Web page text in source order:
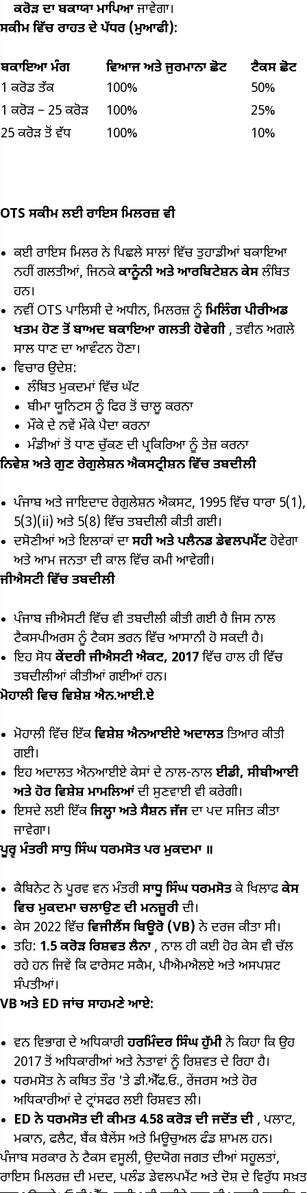
ਕਰੋੜ ਦਾ ਬਕਾਯਾ ਮਾਪਿਆ ਜਾਵੇਗਾ।
ਸਕੀਮ ਵਿੱਚ ਰਾਹਤ ਦੇ ਪੱਧਰ (ਮੁਆਫੀ):
ਬਕਾਇਆ ਮੰਗ ਵਿਆਜ ਅਤੇ ਜੁਰਮਾਨਾ ਛੋਟ
ਟੈਕਸ ਛੋਟ
₹1 ਕਰੋਡ ਤੱਕ
100%
50%
₹1 ਕਰੋੜ – ₹25 ਕਰੋੜ
100%
25%
₹25 ਕਰੋੜ ਤੋਂ ਵੱਧ
100% 10%
OTS ਸਕੀਮ ਲਈ ਰਾਇਸ ਮਿਲਰਜ਼ ਵੀ
ਕਈ ਰਾਇਸ ਮਿਲਰ ਨੇ ਪਿਛਲੇ ਸਾਲਾਂ ਵਿੱਚ ਤੁਹਾਡੀਆਂ ਬਕਾਇਆ
ਨਹੀਂ ਗਲਤੀਆਂ, ਜਿਨਕੇ ਕਾਨੂੰਨੀ ਅਤੇ ਆਰਬਿਟੇਸ਼ਨ ਕੇਸ ਲੰਬਿਤ
ਹਨ।
ਨਵੀਂ OTS ਪਾਲਿਸੀ ਦੇ ਅਧੀਨ, ਮਿਲਰਜ਼ ਨੂੰ ਮਿਲਿੰਗ ਪੀਰੀਅਡ
ਖਤਮ ਹੋਣ ਤੋਂ ਬਾਅਦ ਬਕਾਇਆ ਗਲਤੀ ਹੋਵੇਗੀ , ਤਵੀਨ ਅਗਲੇ
ਸਾਲ ਧਾਣ ਦਾ ਆਵੰਟਨ ਹੋਣਾ।
ਵਿਚਾਰ ਉਦੇਸ਼:
ਲੰਬਿਤ ਮੁਕਦਮਾਂ ਵਿੱਚ ਘੱਟ
ਬੀਮਾ ਯੂਨਿਟਸ ਨੂੰ ਫਿਰ ਤੋਂ ਚਾਲੂ ਕਰਨਾ
ਮੌਕੇ ਦੇ ਨਵੇਂ ਮੌਕੇ ਪੈਦਾ ਕਰਨਾ
ਮੰਡੀਆਂ ਤੋਂ ਧਾਣ ਚੁੱਕਣ ਦੀ ਪ੍ਰਕਿਰਿਆ ਨੂੰ ਤੇਜ਼ ਕਰਨਾ
ਨਿਵੇਸ਼ ਅਤੇ ਗੁਣ ਰੇਗੁਲੇਸ਼ਨ ਐਕਸਟ੍ਰੀਸ਼ਨ ਵਿੱਚ ਤਬਦੀਲੀ
ਪੰਜਾਬ ਅਤੇ ਜਾਇਦਾਦ ਰੇਗੁਲੇਸ਼ਨ ਐਕਸਟ, 1995 ਵਿੱਚ ਧਾਰਾ 5(1),
5(3)(ii) ਅਤੇ 5(8) ਵਿੱਚ ਤਬਦੀਲੀ ਕੀਤੀ ਗਈ।
ਦਸੋਣੀਆਂ ਅਤੇ ਇਲਾਕਾਂ ਦਾ ਸਹੀ ਅਤੇ ਪਲੈਨਡ ਡੇਵਲਪਮੈਂਟ ਹੋਵੇਗਾ
ਅਤੇ ਆਮ ਜਨਤਾ ਦੀ ਕਾਲ ਵਿੱਚ ਕਮੀ ਆਵੇਗੀ।
ਜੀਐਸਟੀ ਵਿੱਚ ਤਬਦੀਲੀ
ਪੰਜਾਬ ਜੀਐਸਟੀ ਵਿੱਚ ਵੀ ਤਬਦੀਲੀ ਕੀਤੀ ਗਈ ਹੈ ਜਿਸ ਨਾਲ
ਟੈਕਸਪੀਅਰਸ ਨੂੰ ਟੈਕਸ ਭਰਨ ਵਿੱਚ ਆਸਾਨੀ ਹੋ ਸਕਦੀ ਹੈ।
ਇਹ ਸੋਧ ਕੇਂਦਰੀ ਜੀਐਸਟੀ ਐਕਟ, 2017 ਵਿੱਚ ਹਾਲ ਹੀ ਵਿੱਚ
ਤਬਦੀਲੀਆਂ ਕੀਤੀਆਂ ਗਈਆਂ ਹਨ।
ਮੋਹਾਲੀ ਵਿਚ ਵਿਸ਼ੇਸ਼ਐਨ.ਆਈ.ਏ
ਮੋਹਾਲੀ ਵਿੱਚ ਇੱਕ ਵਿਸ਼ੇਸ਼ ਐਨਆਈਏ ਅਦਾਲਤ ਤਿਆਰ ਕੀਤੀ
ਗਈ।
ਇਹ ਅਦਾਲਤ ਐਨਆਈਏ ਕੇਸਾਂ ਦੇ ਨਾਲ-ਨਾਲ ਈਡੀ, ਸੀਬੀਆਈ
ਅਤੇ ਹੋਰ ਵਿਸ਼ੇਸ਼ ਮਾਮਲਿਆਂ ਦੀ ਸੁਣਵਾਈ ਵੀ ਕਰੇਗੀ।
ਇਸਦੇ ਲਈ ਇੱਕ ਜਿਲ੍ਹਾ ਅਤੇ ਸੈਸ਼ਨ ਜੱਜ ਦਾ ਪਦ ਸਜਿਤ ਕੀਤਾ
ਜਾਵੇਗਾ।
ਪੂਰ੍ਵ ਮੰਤਰੀ ਸਾਧੁ ਸਿੰਘ ਧਰਮਸੋਤ ਪਰ ਮੁਕਦਮਾ ॥
ਕੈਬਿਨੇਟ ਨੇ ਪੂਰਵ ਵਨ ਮੰਤਰੀ ਸਾਧੂ ਸਿੰਘ ਧਰਮਸੋਤ ਕੇ ਖਿਲਾਫ ਕੇਸ
ਵਿਚ ਮੁਕਦਮਾ ਚਲਾਉਣ ਦੀ ਮਨਜ਼ੂਰੀ ਦੀ।
ਕੇਸ 2022 ਵਿੱਚ ਵਿਜੀਲੈਂਸ ਬਿਊਰੋ (VB) ਨੇ ਦਰਜ ਕੀਤਾ ਸੀ।
ਤਹਿ: ₹1.5 ਕਰੋੜ ਰਿਸ਼ਵਤ ਲੈਨਾ , ਨਾਲ ਹੀ ਕਈ ਹੋਰ ਕੇਸ ਵੀ ਚੱਲ
ਰਹੇ ਹਨ ਜਿਵੇਂ ਕਿ ਫਾਰੇਸਟ ਸਕੈਮ, ਪੀਐਮਐਲਏ ਅਤੇ ਅਸਪਸ਼ਟ
ਸੰਪਤੀਆਂ।
VBਅਤੇ ED ਜਾਂਚ ਸਾਹਮਣੇ ਆਏ:
ਵਨ ਵਿਭਾਗ ਦੇ ਅਧਿਕਾਰੀ ਹਰਮਿੰਦਰ ਸਿੰਘ ਹੁੱਮੀ ਨੇ ਕਿਹਾ ਕਿ ਉਹ
2017 ਤੋਂ ਅਧਿਕਾਰੀਆਂ ਅਤੇ ਨੇਤਾਵਾਂ ਨੂੰ ਰਿਸ਼ਵਤ ਦੇ ਰਿਹਾ ਹੈ।
ਧਰਮਸੋਤ ਨੇ ਕਥਿਤ ਤੌਰ 'ਤੇ ਡੀ.ਐੱਫ.ਓ., ਰੇਂਜਰਸ ਅਤੇ ਹੋਰ
ਅਧਿਕਾਰੀਆਂ ਦੇ ਟ੍ਰਾਂਸਫਰ ਲਈ ਰਿਸ਼ਵਤ ਲੀ।
ED ਨੇ ਧਰਮਸੋਤ ਦੀ ਕੀਮਤ ₹4.58 ਕਰੋੜ ਦੀ ਜਦੋਂਤ ਦੀ , ਪਲਾਟ,
ਮਕਾਨ, ਫਲੈਟ, ਬੈਂਕ ਬੈਲੇਂਸ ਅਤੇ ਮਿਊਚੁਅਲ ਫੰਡ ਸ਼ਾਮਲ ਹਨ।
ਪੰਜਾਬ ਸਰਕਾਰ ਨੇ ਟੈਕਸ ਵਸੂਲੀ, ਉਦਯੋਗ ਜਗਤ ਦੀਆਂ ਸਹੂਲਤਾਂ,
ਰਾਇਸ ਮਿਲਰਜ਼ ਦੀ ਮਦਦ, ਪਲੰਡ ਡੇਵਲਪਮੈਂਟ ਅਤੇ ਦੋਸ਼ ਦੇ ਵਿਰੁੱਧ ਸਖ਼ਤ